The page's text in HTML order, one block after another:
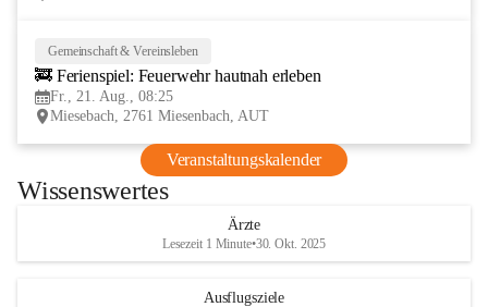
Gemeinschaft & Vereinsleben
🚒 Ferienspiel: Feuerwehr hautnah erleben
Fr., 21. Aug., 08:25
Miesebach, 2761 Miesenbach, AUT
Veranstaltungskalender
Wissenswertes
Ärzte
Lesezeit 1 Minute•30. Okt. 2025
Ausflugsziele